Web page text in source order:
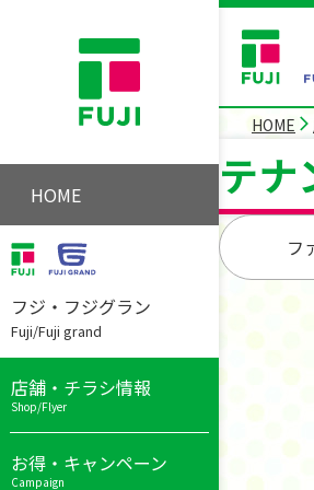
HOME
フジ・フジグラン
Fuji/Fuji grand
店舗・チラシ情報
Shop/Flyer
お得・キャンペーン
Campaign
HOME
テナ
フ